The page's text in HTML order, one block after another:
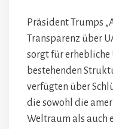
Präsident Trumps
Transparenz über
sorgt für
bestehenden
verfügten über
die sowohl die
Weltraum als auch